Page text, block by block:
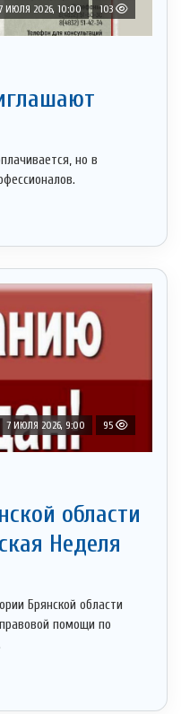
ИЮЛЯ 2026, 10:00 103
но в
7 ИЮЛЯ 2026, 9:00 95
области
Неделя
Брянской области
помощи по